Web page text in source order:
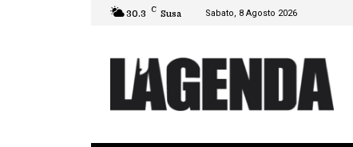
30.3 C Susa Sabato, 8 Agosto 2026